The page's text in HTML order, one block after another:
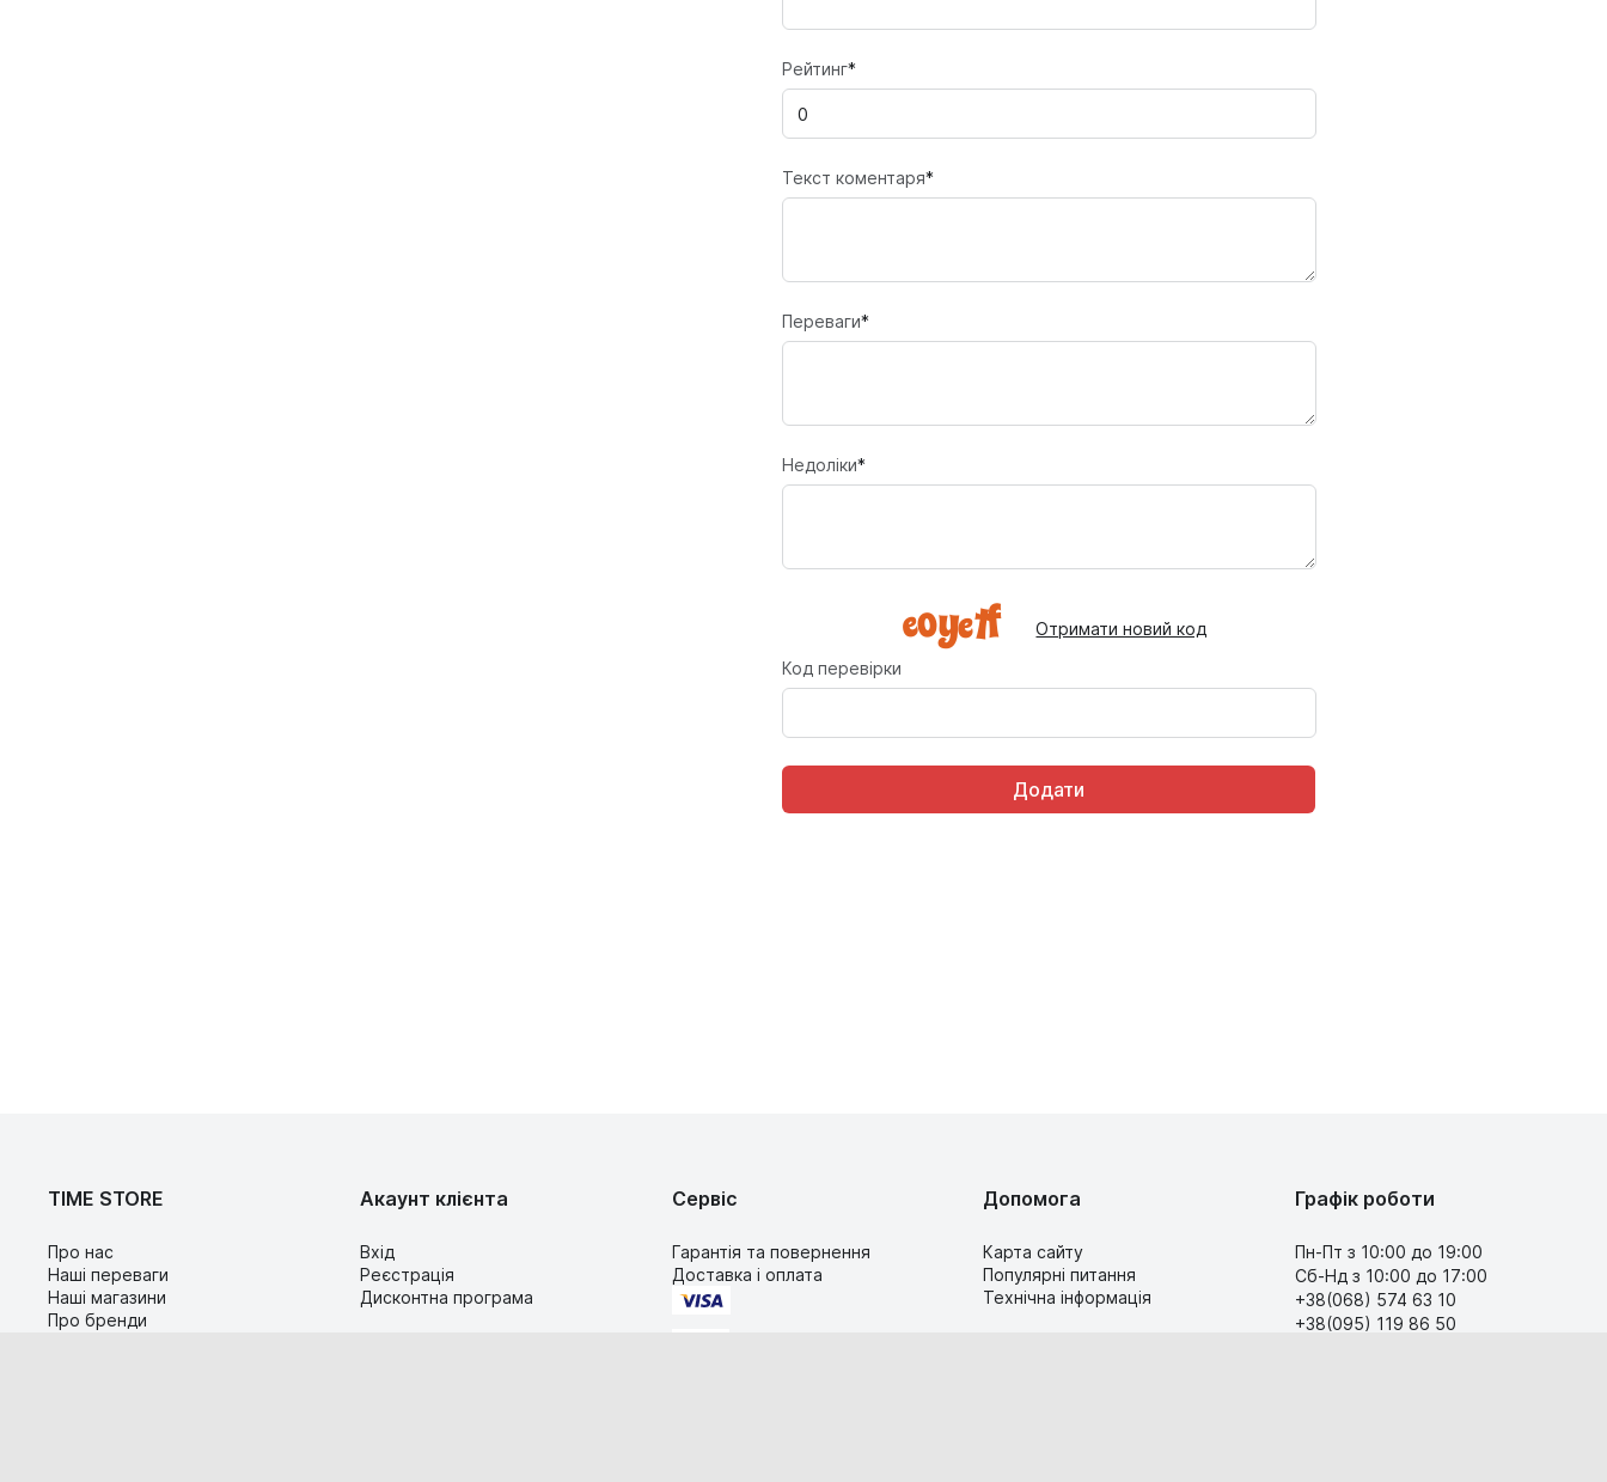
Рейтинг*
Текст коментаря*
Переваги*
Недоліки*
Отримати новий код
Код перевірки
TIME STORE
Про нас
Наші переваги
Наші магазини
Про бренди
Акаунт клієнта
Вхід
Реєстрація
Дисконтна програма
Сервіс
Гарантія та повернення
Доставка і оплата
Допомога
Карта сайту
Популярні питання
Технічна інформація
Графік роботи
Пн-Пт з 10:00 до 19:00
Сб-Нд з 10:00 до 17:00
+38(068) 574 63 10
+38(095) 119 86 50